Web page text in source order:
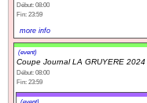
Début: 08:00
Fin: 23:59
more info
(event)
Coupe Journal LA GRUYERE 2024
Début: 08:00
Fin: 23:59
(event)